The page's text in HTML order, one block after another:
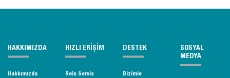
HAKKIMIZDA
Hakkımızda
HIZLI ERİŞİM
Reis Servis
DESTEK
Bizimle
SOSYAL
MEDYA